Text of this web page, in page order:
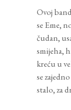
Ovoj
se Eme,
čudan,
smijeha,
kreću u
se
stalo, za